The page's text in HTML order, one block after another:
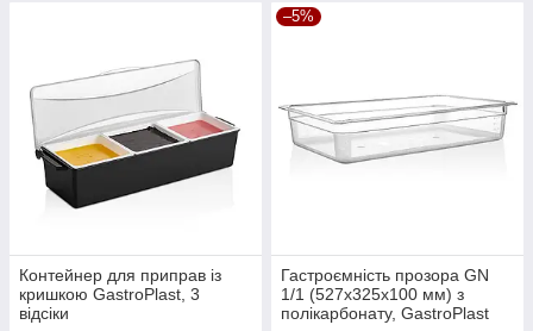
Контейнер для приправ із
кришкою GastroPlast, 3
відсіки
–5%
Гастроємність прозора GN
1/1 (527х325х100 мм) з
полікарбонату, GastroPlast